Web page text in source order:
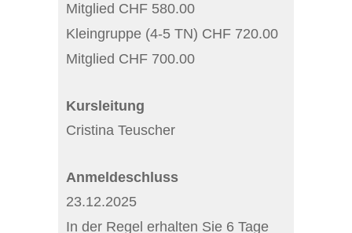
Mitglied CHF 580.00
Kleingruppe (4-5 TN) CHF 720.00
Mitglied CHF 700.00
Kursleitung
Cristina Teuscher
Anmeldeschluss
23.12.2025
In der Regel erhalten Sie 6 Tage